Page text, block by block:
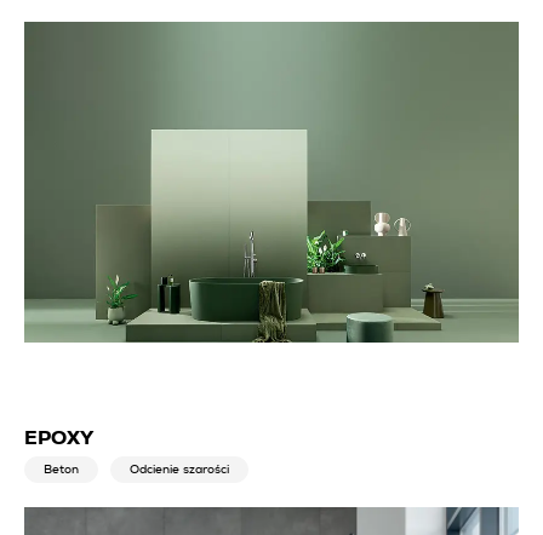
EPOXY
Beton Odcienie szarości